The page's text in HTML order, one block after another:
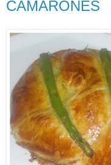
CAMARONES